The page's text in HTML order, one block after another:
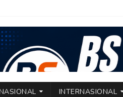
INTERNASIONAL